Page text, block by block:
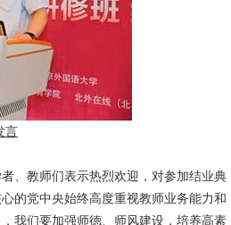
言
、教师们表示热烈欢迎，对参加结业典
的党中央始终高度重视教师业务能力和
我们要加强师德、师风建设，培养高素